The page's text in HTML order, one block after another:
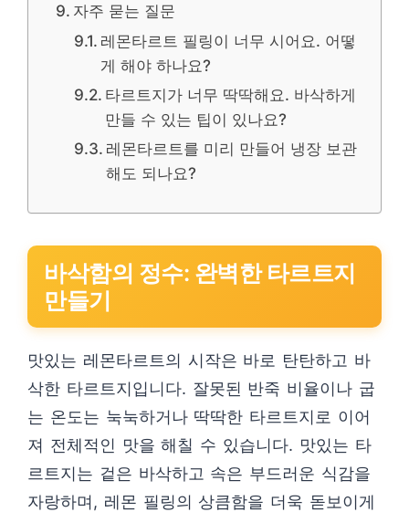
자주 묻는 질문
레몬타르트 필링이 너무 시어요. 어떻
게 해야 하나요?
타르트지가 너무 딱딱해요. 바삭하게
만들 수 있는 팁이 있나요?
레몬타르트를 미리 만들어 냉장 보관
해도 되나요?
바삭함의 정수: 완벽한 타르트지
만들기
맛있는 레몬타르트의 시작은 바로 탄탄하고 바
삭한 타르트지입니다. 잘못된 반죽 비율이나 굽
는 온도는 눅눅하거나 딱딱한 타르트지로 이어
져 전체적인 맛을 해칠 수 있습니다. 맛있는 타
르트지는 겉은 바삭하고 속은 부드러운 식감을
자랑하며, 레몬 필링의 상큼함을 더욱 돋보이게